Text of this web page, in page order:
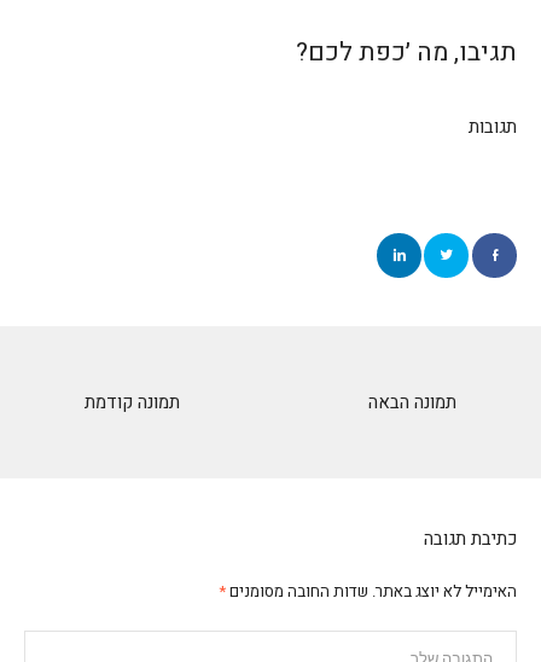
תגיבו, מה ׳כפת לכם?
תגובות
תמונה קודמת תמונה הבאה
כתיבת תגובה
האימייל לא יוצג באתר. שדות החובה מסומנים*